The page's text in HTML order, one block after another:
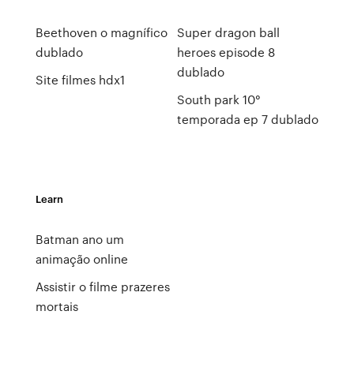
Beethoven o magnífico
dublado
Site filmes hdx1
Super dragon ball
heroes episode 8
dublado
South park 10°
temporada ep 7 dublado
Learn
Batman ano um
animação online
Assistir o filme prazeres
mortais